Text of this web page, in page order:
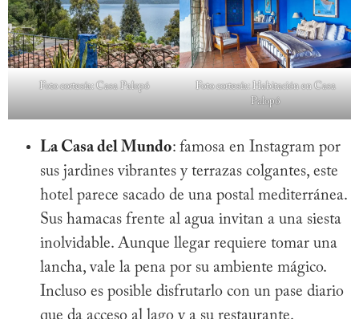
Foto cortesía: Casa Palopó
Foto cortesía: Habitación en Casa
Palopó
La Casa del Mundo: famosa en Instagram por
sus jardines vibrantes y terrazas colgantes, este
hotel parece sacado de una postal mediterránea.
Sus hamacas frente al agua invitan a una siesta
inolvidable. Aunque llegar requiere tomar una
lancha, vale la pena por su ambiente mágico.
Incluso es posible disfrutarlo con un pase diario
que da acceso al lago y a su restaurante.